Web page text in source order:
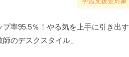
プ率95.5％！やる気を上手に引き出す
師のデスクスタイル」